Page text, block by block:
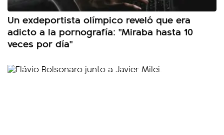
Un exdeportista olímpico reveló que era
adicto a la pornografía: "Miraba hasta 10
veces por día"